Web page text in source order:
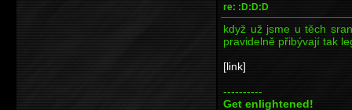
re: :D:D:D
když už jsme u těch
pravidelně přibývají tak
[link]
----------
Get enlightened!